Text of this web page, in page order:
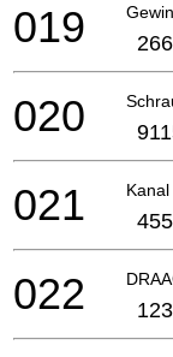
019
020
Kanal
021
022